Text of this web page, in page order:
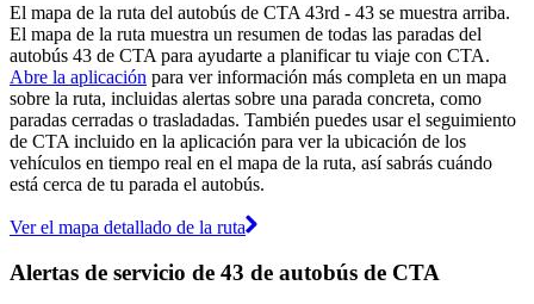
El mapa de la ruta del autobús de CTA 43rd - 43 se muestra arriba.
El mapa de la ruta muestra un resumen de todas las paradas del
autobús 43 de CTA para ayudarte a planificar tu viaje con CTA.
Abre la aplicación para ver información más completa en un mapa
sobre la ruta, incluidas alertas sobre una parada concreta, como
paradas cerradas o trasladadas. También puedes usar el seguimiento
de CTA incluido en la aplicación para ver la ubicación de los
vehículos en tiempo real en el mapa de la ruta, así sabrás cuándo
está cerca de tu parada el autobús.
Ver el mapa detallado de la ruta
Alertas de servicio de 43 de autobús de CTA